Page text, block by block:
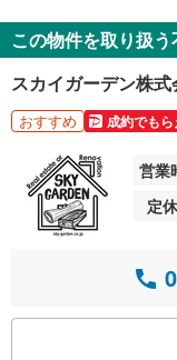
この物件を取り扱
スカイガーデン株式
おすすめ 成約でもら
営業
定